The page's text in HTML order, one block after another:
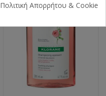
Πολιτική Απορρήτου & Cookie